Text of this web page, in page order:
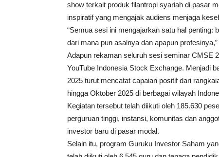
show terkait produk filantropi syariah di pasar
inspiratif yang mengajak audiens menjaga
“Semua sesi ini mengajarkan satu hal penting:
dari mana pun asalnya dan apapun
Adapun rekaman seluruh sesi seminar CMSE
YouTube Indonesia Stock Exchange. Menjadi
2025 turut mencatat capaian positif dari
hingga Oktober 2025 di berbagai wilayah
Kegiatan tersebut telah diikuti oleh 185.630
perguruan tinggi, instansi, komunitas dan
investor baru di pasar modal.
Selain itu, program Guruku Investor Saham